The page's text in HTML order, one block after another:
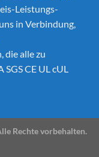
Leistungs-
in Verbindung,
die alle zu
CE UL cUL
Rechte vorbehalten.